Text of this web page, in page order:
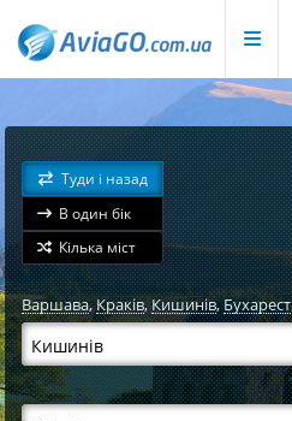
Туди і назад
В один бік
Кілька міст
Варшава,Краків,Кишинів,Бухарест